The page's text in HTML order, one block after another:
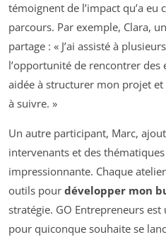
témoignent de l’impact qu’a eu
parcours. Par exemple, Clara,
partage : « J’ai assisté à
l’opportunité de rencontrer des
aidée à structurer mon projet
à suivre. »
Un autre participant, Marc,
intervenants et des
impressionnante. Chaque
outils pour développer mon
stratégie. GO Entrepreneurs est
pour quiconque souhaite se